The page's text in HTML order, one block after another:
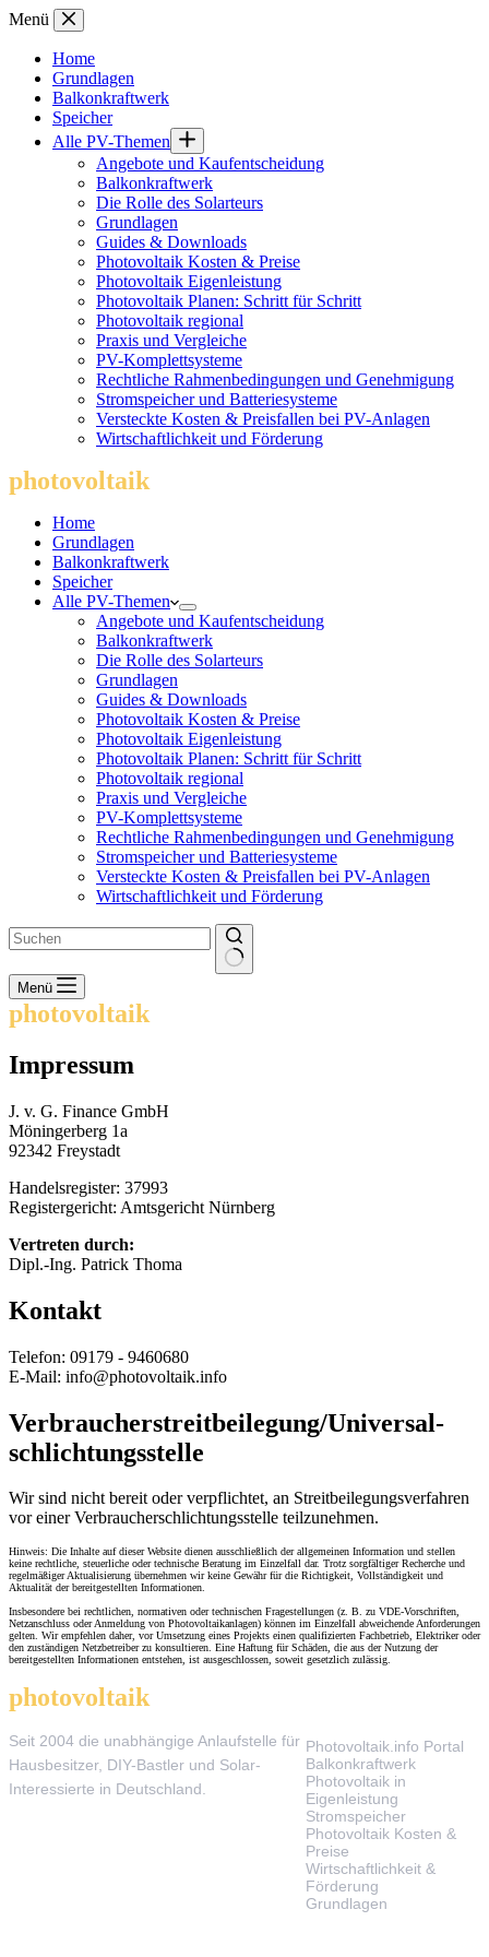
Zum
springen
Menü
Home
Grundlagen
Balkonkraftwerk
Speicher
Alle PV-Themen
Angebote und Kaufentscheidung
Balkonkraftwerk
Die Rolle des Solarteurs
Grundlagen
Guides & Downloads
Photovoltaik Kosten & Preise
Photovoltaik Eigenleistung
Photovoltaik Planen: Schritt für Schritt
Photovoltaik regional
Praxis und Vergleiche
PV-Komplettsysteme
Rechtliche Rahmenbedingungen und Genehmigung
Stromspeicher und Batteriesysteme
Versteckte Kosten & Preisfallen bei PV-Anlagen
Wirtschaftlichkeit und Förderung
photovoltaik
Home
Grundlagen
Balkonkraftwerk
Speicher
Alle PV-Themen
Angebote und Kaufentscheidung
Balkonkraftwerk
Die Rolle des Solarteurs
Grundlagen
Guides & Downloads
Photovoltaik Kosten & Preise
Photovoltaik Eigenleistung
Photovoltaik Planen: Schritt für Schritt
Photovoltaik regional
Praxis und Vergleiche
PV-Komplettsysteme
Rechtliche Rahmenbedingungen und Genehmigung
Stromspeicher und Batteriesysteme
Versteckte Kosten & Preisfallen bei PV-Anlagen
Wirtschaftlichkeit und Förderung
Keine
Ergebnisse
Menü
photovoltaik
Impressum
J. v. G. Finance GmbH
Möningerberg 1a
92342 Freystadt
Handelsregister: 37993
Registergericht: Amtsgericht Nürnberg
Vertreten durch:
Dipl.-Ing. Patrick Thoma
Kontakt
Telefon: 09179 - 9460680
E-Mail: info@photovoltaik.info
Verbraucher­streit­beilegung/Universal­
schlichtungs­stelle
Wir sind nicht bereit oder verpflichtet, an Streitbeilegungsverfahren
vor einer Verbraucherschlichtungsstelle teilzunehmen.
Hinweis: Die Inhalte auf dieser Website dienen ausschließlich der allgemeinen Information und stellen
keine rechtliche, steuerliche oder technische Beratung im Einzelfall dar. Trotz sorgfältiger Recherche und
regelmäßiger Aktualisierung übernehmen wir keine Gewähr für die Richtigkeit, Vollständigkeit und
Aktualität der bereitgestellten Informationen.
Insbesondere bei rechtlichen, normativen oder technischen Fragestellungen (z. B. zu VDE-Vorschriften,
Netzanschluss oder Anmeldung von Photovoltaikanlagen) können im Einzelfall abweichende Anforderungen
gelten. Wir empfehlen daher, vor Umsetzung eines Projekts einen qualifizierten Fachbetrieb, Elektriker oder
den zuständigen Netzbetreiber zu konsultieren. Eine Haftung für Schäden, die aus der Nutzung der
bereitgestellten Informationen entstehen, ist ausgeschlossen, soweit gesetzlich zulässig.
photovoltaik.info
Seit 2004 die unabhängige Anlaufstelle für
Hausbesitzer, DIY-Bastler und Solar-
Interessierte in Deutschland.
Photovoltaik.info Portal
Balkonkraftwerk
Photovoltaik in
Eigenleistung
Stromspeicher
Photovoltaik Kosten &
Preise
Wirtschaftlichkeit &
Förderung
Grundlagen